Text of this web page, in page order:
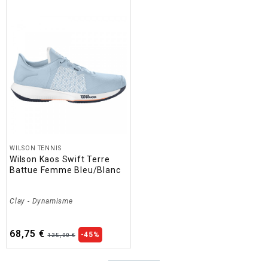
WILSON TENNIS
Wilson Kaos Swift Terre
Battue Femme Bleu/Blanc
Clay - Dynamisme
68,75 € 125,00 € -45%